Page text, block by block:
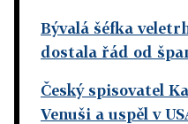
Bývalá šéfka
dostala řád od
Český spisovatel
Venuši a uspěl v